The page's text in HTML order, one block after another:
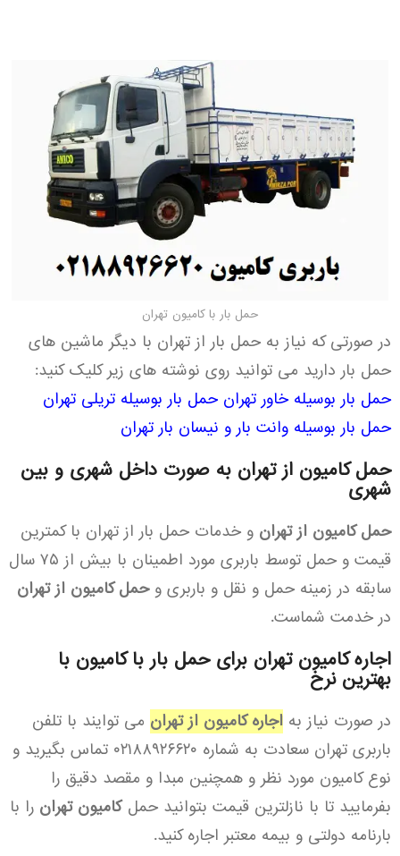
حمل بار با کامیون تهران
در صورتی که نیاز به حمل بار از تهران با دیگر ماشین های
حمل بار دارید می توانید روی نوشته های زیر کلیک کنید:
حمل بار بوسیله خاور تهران حمل بار بوسیله تریلی تهران
حمل بار بوسیله وانت بار و نیسان بار تهران
حمل کامیون از تهران به صورت داخل شهری و بین
شهری
حمل کامیون از تهران و خدمات حمل بار از تهران با کمترین
قیمت و حمل توسط باربری مورد اطمینان با بیش از ۷۵ سال
سابقه در زمینه حمل و نقل و باربری وحمل کامیون از تهران
در خدمت شماست.
اجاره کامیون تهران برای حمل بار با کامیون با
بهترین نرخ
در صورت نیاز به اجاره کامیون از تهران می توایند با تلفن
باربری تهران سعادت به شماره ۰۲۱۸۸۹۲۶۶۲۰ تماس بگیرید و
نوع کامیون مورد نظر و همچنین مبدا و مقصد دقیق را
بفرمایید تا با نازلترین قیمت بتوانید حملکامیون تهران را با
بارنامه دولتی و بیمه معتبر اجاره کنید.